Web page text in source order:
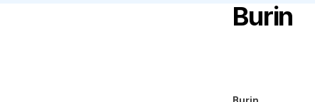
Burin